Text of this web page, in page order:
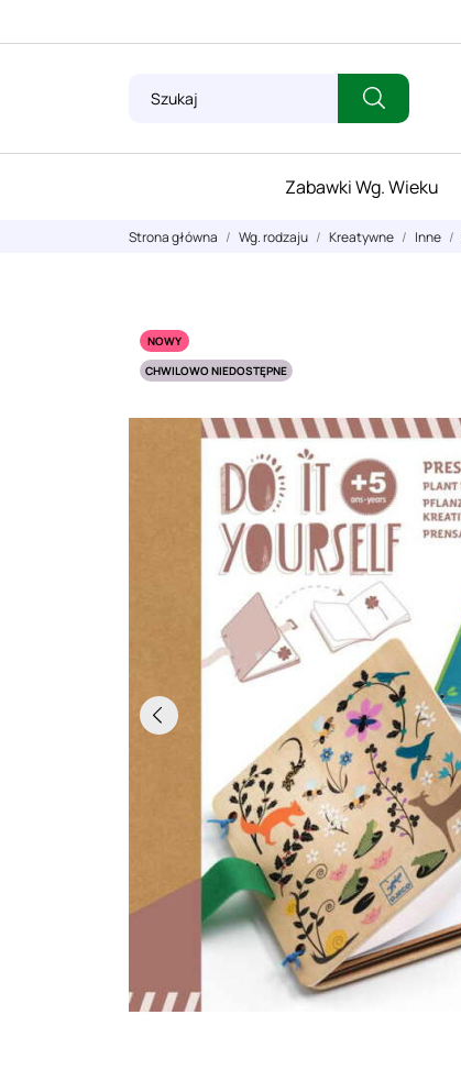
Zabawki Wg. Wieku
Strona główna Wg. rodzaju Kreatywne Inne
NOWY
CHWILOWO NIEDOSTĘPNE